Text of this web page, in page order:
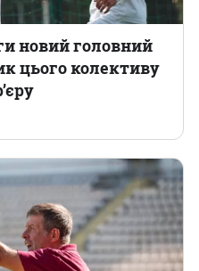
новий головний
цього колективу